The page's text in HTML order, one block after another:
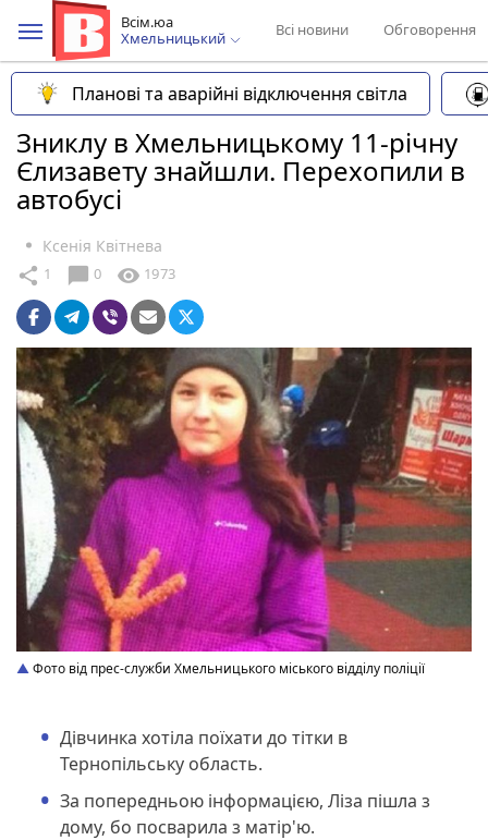
Всім.юа
Хмельницький
Всі новини Обговорення
Планові та аварійні відключення світла
Зниклу в Хмельницькому 11-річну
Єлизавету знайшли. Перехопили в
автобусі
Ксенія Квітнева
share 1 chat_bubble 0 visibility 1973
Фото від прес-служби Хмельницького міського відділу поліції
Дівчинка хотіла поїхати до тітки в
Тернопільську область.
За попередньою інформацією, Ліза пішла з
дому, бо посварила з матір'ю.